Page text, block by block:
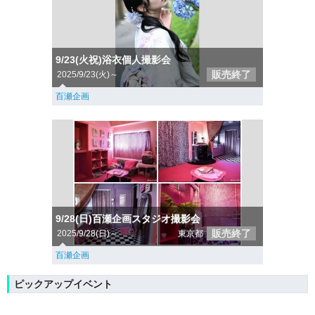
9/23(火祝)浴衣個人撮影会
2025/9/23(火)～ 販売終了
百瀬企画
9/28(日)百瀬企画スタジオ撮影会
2025/9/28(日)～ 東京都 販売終了
百瀬企画
ピックアップイベント